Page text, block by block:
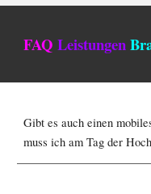
FAQ Leistungen
Gibt es auch einen
muss ich am Tag der